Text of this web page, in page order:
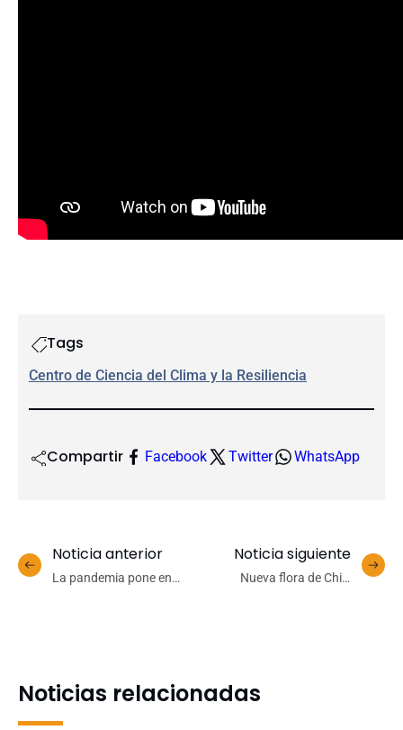
Tags
Centro de Ciencia del Clima y la Resiliencia
Compartir Facebook Twitter WhatsApp
Noticia anterior
La pandemia pone en
Noticia siguiente
Nueva flora de Chile
Noticias relacionadas